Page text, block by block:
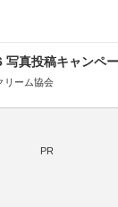
写真投稿キャンペ
リーム協会
PR